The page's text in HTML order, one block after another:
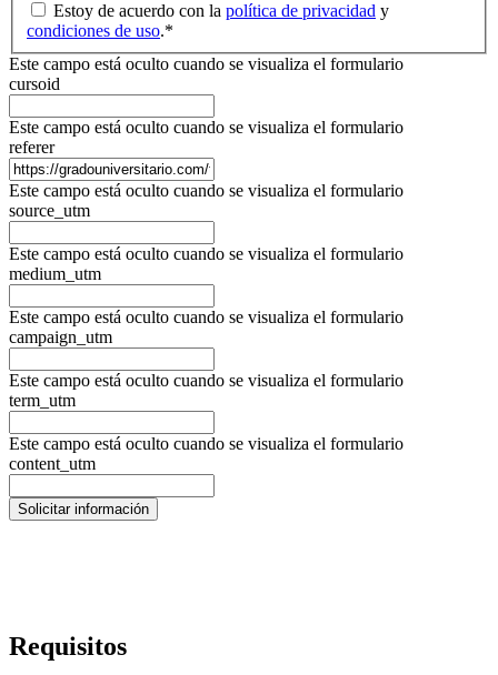
Estoy de acuerdo con la política de privacidad y
condiciones de uso.*
Este campo está oculto cuando se visualiza el formulario
cursoid
Este campo está oculto cuando se visualiza el formulario
referer
Este campo está oculto cuando se visualiza el formulario
source_utm
Este campo está oculto cuando se visualiza el formulario
medium_utm
Este campo está oculto cuando se visualiza el formulario
campaign_utm
Este campo está oculto cuando se visualiza el formulario
term_utm
Este campo está oculto cuando se visualiza el formulario
content_utm
Requisitos